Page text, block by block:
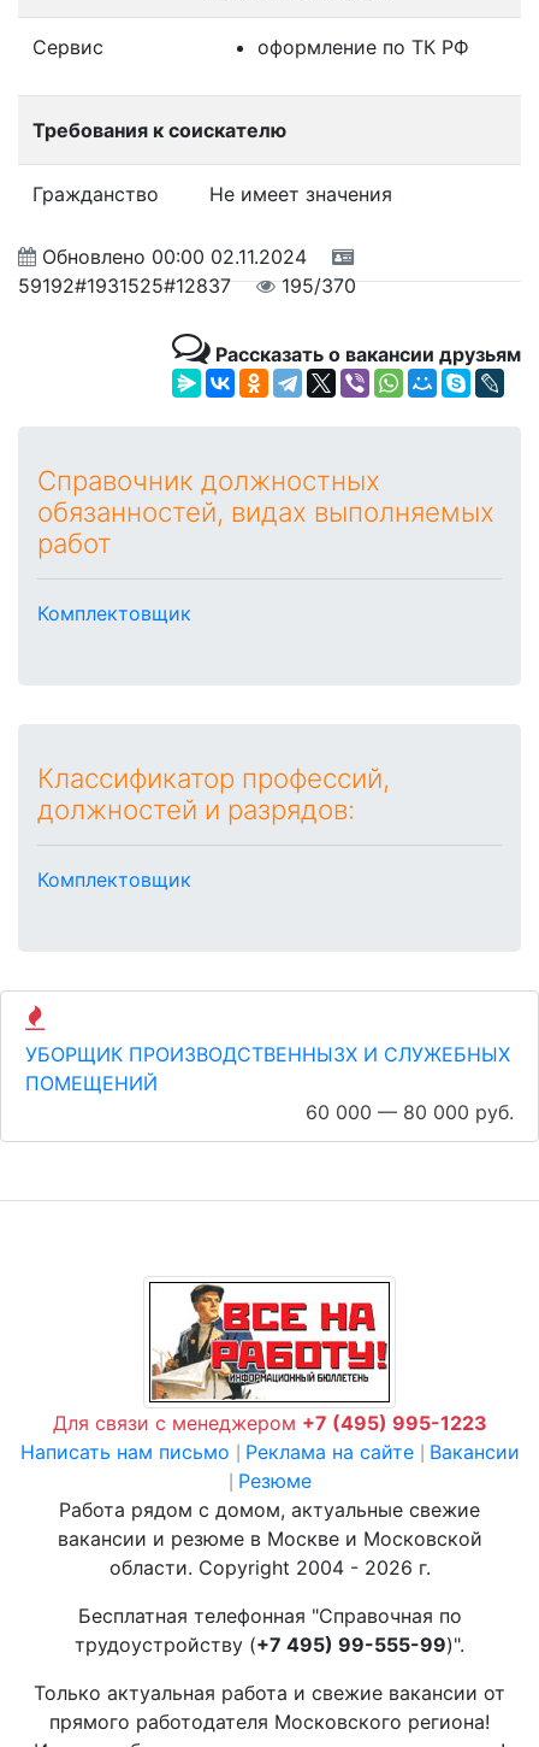
Сервис оформление по ТК РФ
Требования к соискателю
Гражданство Не имеет значения
Обновлено 00:00 02.11.2024
59192#1931525#12837
195/370
Рассказать о вакансии друзьям
Справочник должностных
обязанностей, видах выполняемых
работ
Комплектовщик
Классификатор профессий,
должностей и разрядов:
Комплектовщик
УБОРЩИК ПРОИЗВОДСТВЕННЫЗХ И СЛУЖЕБНЫХ
ПОМЕЩЕНИЙ
60 000 — 80 000 руб.
Для связи с менеджером +7 (495) 995-1223
Написать нам письмо
Реклама на сайте Вакансии
Резюме
Работа рядом с домом, актуальные свежие
вакансии и резюме в Москве и Московской
области. Copyright 2004 - 2026 г.
Бесплатная телефонная "Справочная по
трудоустройству (+7 495) 99-555-99)".
Только актуальная работа и свежие вакансии от
прямого работодателя Московского региона!